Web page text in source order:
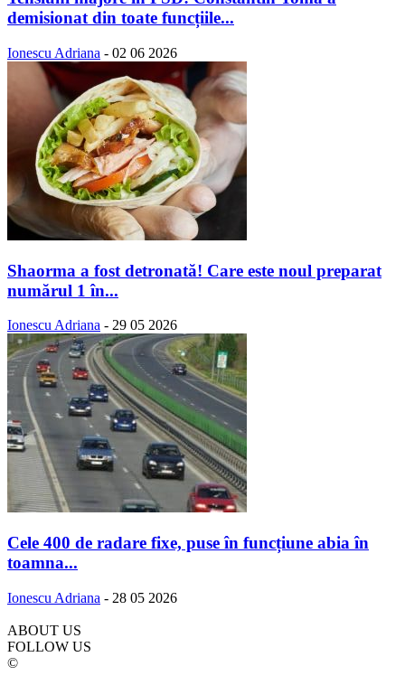
demisionat din toate funcțiile...
Ionescu Adriana - 02 06 2026
Shaorma a fost detronată! Care este noul preparat
numărul 1 în...
Ionescu Adriana - 29 05 2026
Cele 400 de radare fixe, puse în funcțiune abia în
toamna...
Ionescu Adriana - 28 05 2026
ABOUT US
FOLLOW US
©